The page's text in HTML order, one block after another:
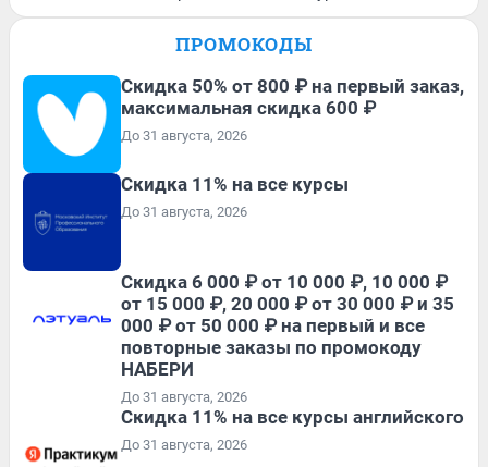
ПРОМОКОДЫ
Скидка 50% от 800 ₽ на первый заказ,
максимальная скидка 600 ₽
До 31 августа, 2026
Скидка 11% на все курсы
До 31 августа, 2026
Скидка 6 000 ₽ от 10 000 ₽, 10 000 ₽
от 15 000 ₽, 20 000 ₽ от 30 000 ₽ и 35
000 ₽ от 50 000 ₽ на первый и все
повторные заказы по промокоду
НАБЕРИ
До 31 августа, 2026
Скидка 11% на все курсы английского
До 31 августа, 2026